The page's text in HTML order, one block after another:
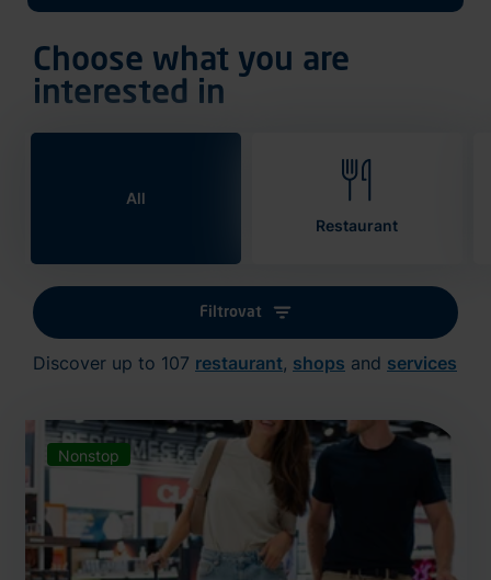
Choose what you are
interested in
All
Restaurant
Filtrovat
Discover up to 107 restaurant, shops and services
Nonstop